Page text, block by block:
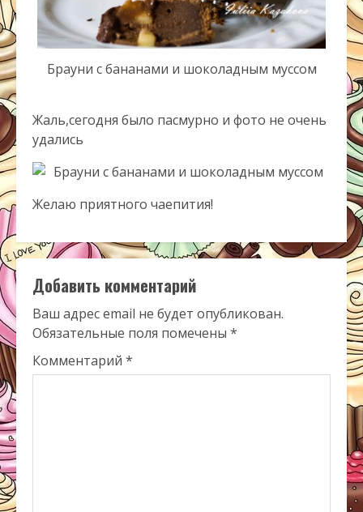
Брауни с бананами и шоколадным муссом
Жаль,сегодня было пасмурно и фото не очень
удались
Желаю приятного чаепития!
Добавить комментарий
Ваш адрес email не будет опубликован.
Обязательные поля помечены *
Комментарий *